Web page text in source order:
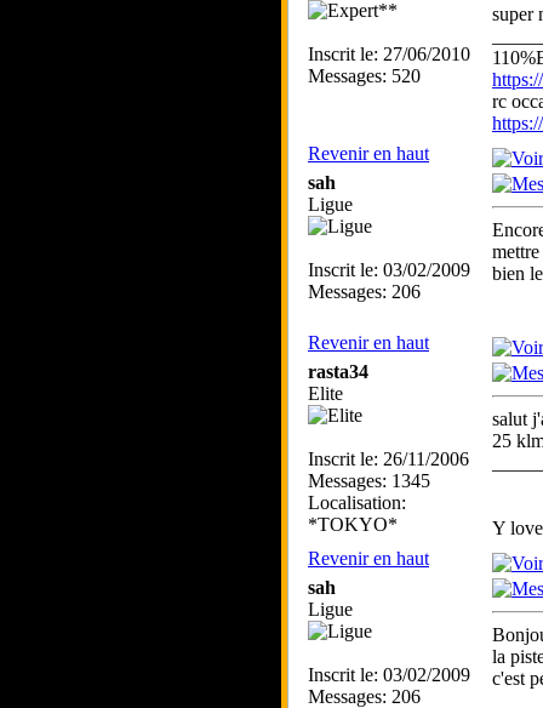
Inscrit le: 27/06/2010
Messages: 520
super
rc
Revenir en haut
sah
Ligue
Inscrit le: 03/02/2009
Messages: 206
bien
Revenir en haut
rasta34
Elite
Inscrit le: 26/11/2006
Messages: 1345
Localisation:
*TOKYO*
salut
25
Y
Revenir en haut
sah
Ligue
Inscrit le: 03/02/2009
Messages: 206
la
c'est